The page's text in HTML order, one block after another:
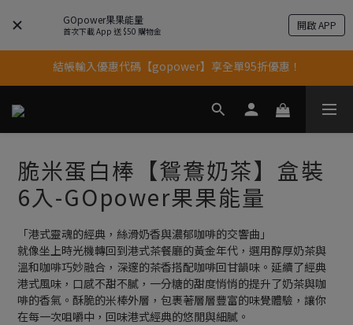
GOpower果果能量
首次下載 App 送 $50 購物金 開啟 APP
果果11歲慶｜App 下單享 5% 購物金回饋
結帳輸入優惠代碼【gopower】享全單95折優惠！
11歲慶好禮｜買 500g/1kg 指定乳清2包贈品牌毛巾
果果11歲慶｜App 下單享 5% 購物金回饋
脆米蛋白棒【鴛鴦奶茶】盒裝
6入-GOpower果果能量
「港式靈魂的經典，絲滑奶香與濃郁咖啡的交響曲」
就像坐上時光機轉回到港式茶餐廳的黃金年代，選用醇厚奶茶與
溫和咖啡巧妙融合，深邃的茶香搭配咖啡回甘韻味。延續了經典
港式風味，口感不甜不膩，一分糖的甜度悄悄的提升了奶茶與咖
啡的香氣。酥脆的米棒外層，包裹著層層豐富的味覺體驗，讓你
在每一次咀嚼中，回味港式經典的悠閒與細膩。